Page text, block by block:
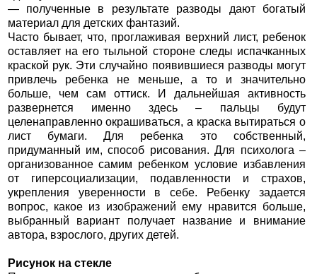
— полученные в результате разводы дают богатый
материал для детских фантазий.
Часто бывает, что, проглаживая верхний лист, ребенок
оставляет на его тыльной стороне следы испачканных
краской рук. Эти случайно появившиеся разводы могут
привлечь ребенка не меньше, а то и значительно
больше, чем сам оттиск. И дальнейшая активность
развернется именно здесь – пальцы будут
целенаправленно окрашиваться, а краска вытираться о
лист бумаги. Для ребенка это собственный,
придуманный им, способ рисования. Для психолога –
организованное самим ребенком условие избавления
от гиперсоциализации, подавленности и страхов,
укрепления уверенности в себе. Ребенку задается
вопрос, какое из изображений ему нравится больше,
выбранный вариант получает название и внимание
автора, взрослого, других детей.
Рисунок на стекле